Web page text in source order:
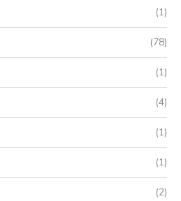
(1)
(78)
(1)
(4)
(1)
(1)
(2)